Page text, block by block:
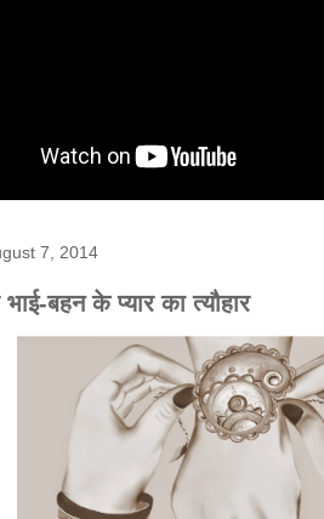
7, 2014
भाई-बहन के प्यार का त्यौहार